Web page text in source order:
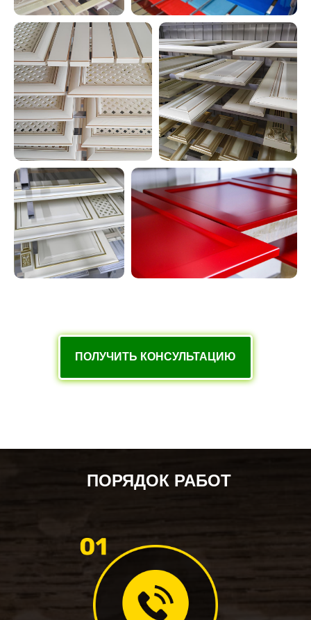
ПОЛУЧИТЬ КОНСУЛЬТАЦИЮ
ПОРЯДОК РАБОТ